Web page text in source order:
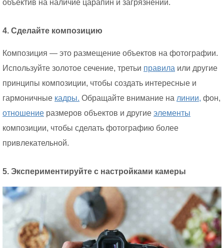
объектив на наличие царапин и загрязнений.
4. Сделайте композицию
Композиция — это размещение объектов на фотографии.
Используйте золотое сечение, третьи правила или другие
принципы композиции, чтобы создать интересные и
гармоничные кадры. Обращайте внимание на линии, фон,
отношение размеров объектов и другие элементы
композиции, чтобы сделать фотографию более
привлекательной.
5. Экспериментируйте с настройками камеры